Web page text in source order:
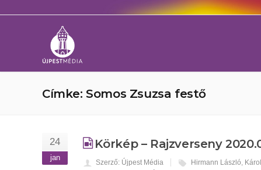
Címke: Somos Zsuzsa festő
24
jan
Körkép – Rajzverseny
Szerző: Újpest Média Hirmann László,